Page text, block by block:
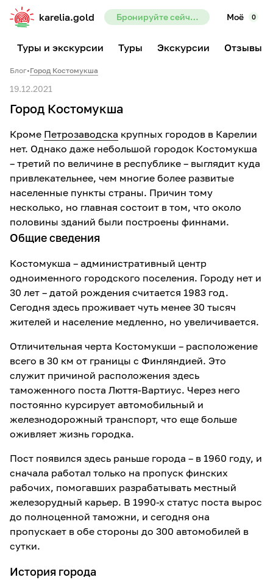
karelia.gold Бронируйте сейчас — предоплата всего 10% Моё 0
Туры и экскурсии Туры Экскурсии Отзывы
Блог•Город Костомукша
19.12.2021
Город Костомукша
Кроме Петрозаводска крупных городов в Карелии
нет. Однако даже небольшой городок Костомукша
– третий по величине в республике – выглядит куда
привлекательнее, чем многие более развитые
населенные пункты страны. Причин тому
несколько, но главная состоит в том, что около
половины зданий были построены финнами.
Общие сведения
Костомукша – административный центр
одноименного городского поселения. Городу нет и
30 лет – датой рождения считается 1983 год.
Сегодня здесь проживает чуть менее 30 тысяч
жителей и население медленно, но увеличивается.
Отличительная черта Костомукши – расположение
всего в 30 км от границы с Финляндией. Это
служит причиной расположения здесь
таможенного поста Люття-Вартиус. Через него
постоянно курсирует автомобильный и
железнодорожный транспорт, что еще больше
оживляет жизнь городка.
Пост появился здесь раньше города – в 1960 году, и
сначала работал только на пропуск финских
рабочих, помогавших разрабатывать местный
железорудный карьер. В 1990-х статус поста вырос
до полноценной таможни, и сегодня она
пропускает в обе стороны до 300 автомобилей в
сутки.
История города